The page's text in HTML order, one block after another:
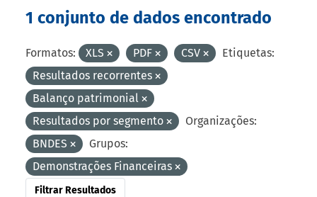
1 conjunto de dados encontrado
Formatos: XLS PDF CSV
Etiquetas:
Resultados recorrentes
Balanço patrimonial
Resultados por segmento
Organizações:
BNDES
Grupos:
Demonstrações Financeiras
Filtrar Resultados